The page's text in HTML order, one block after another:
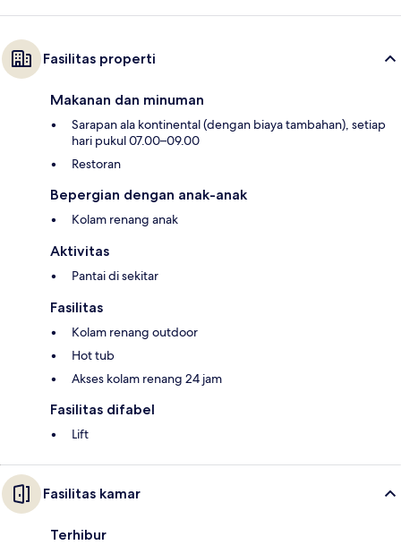
Fasilitas properti
Makanan dan minuman
Sarapan ala kontinental (dengan biaya tambahan), setiap
hari pukul 07.00–09.00
Restoran
Bepergian dengan anak-anak
Kolam renang anak
Aktivitas
Pantai di sekitar
Fasilitas
Kolam renang outdoor
Hot tub
Akses kolam renang 24 jam
Fasilitas difabel
Lift
Fasilitas kamar
Terhibur